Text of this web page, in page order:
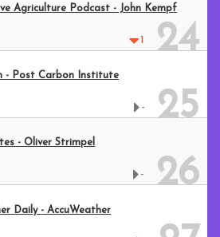
1 24
Agriculture Podcast - John Kempf
- 25
- Post Carbon Institute
- 26
- Oliver Strimpel
Daily - AccuWeather